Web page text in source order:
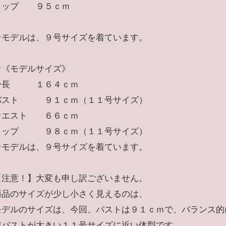
ップ ９５ｃｍ
デルは、９号サイズを着ています。
モデルサイズ》
長 １６４ｃｍ
スト ９１ｃｍ（１１号サイズ）
エスト ６６ｃｍ
ップ ９８ｃｍ（１１号サイズ）
デルは、９号サイズを着ています。
意！】大変も申し訳ございません。
のサイズが少し小さく見えるのは、
ルのサイズは、今回、バストは９１ｃｍで、バランス